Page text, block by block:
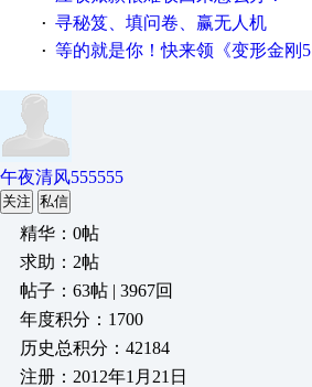
· 寻秘笈、填问卷、赢无人机
· 等的就是你！快来领《变形金刚5》观影券
午夜清风555555
关注 私信
精华：0帖
求助：2帖
帖子：63帖 | 3967回
年度积分：1700
历史总积分：42184
注册：2012年1月21日